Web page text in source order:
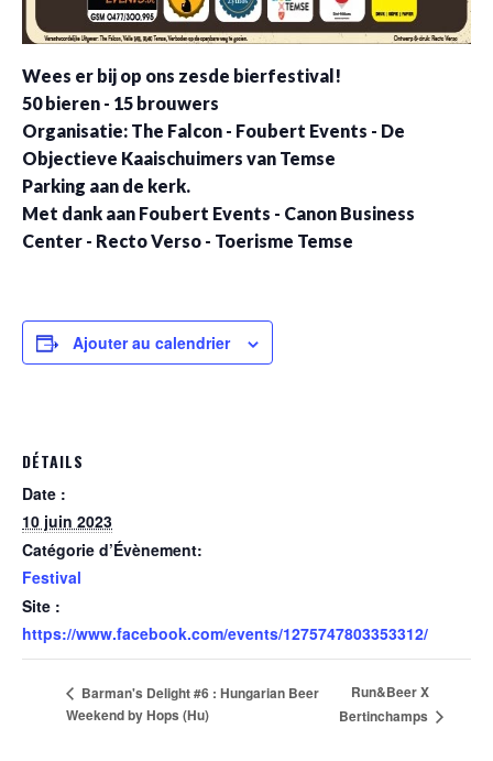
Wees er bij op ons zesde bierfestival!
50 bieren - 15 brouwers
Organisatie: The Falcon - Foubert Events - De
Objectieve Kaaischuimers van Temse
Parking aan de kerk.
Met dank aan Foubert Events - Canon Business
Center - Recto Verso - Toerisme Temse
Ajouter au calendrier
DÉTAILS
Date :
10 juin 2023
Catégorie d’Évènement:
Festival
Site :
https://www.facebook.com/events/1275747803353312/
Barman's Delight #6 : Hungarian Beer
Weekend by Hops (Hu)
Run&Beer X
Bertinchamps